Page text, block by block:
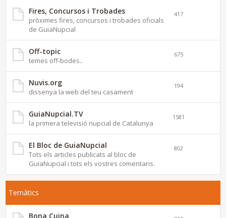
Fires, Concursos i Trobades
pròximes fires, concursos i trobades oficials
de GuiaNupcial
417
Off-topic
temes off-bodes..
675
Nuvis.org
dissenya la web del teu casament
194
GuiaNupcial.TV
la primera televisió nupcial de Catalunya
1581
El Bloc de GuiaNupcial
Tots els articles publicats al bloc de
GuiaNupcial i tots els vostres comentaris.
802
Temàtics
Bona Cuina